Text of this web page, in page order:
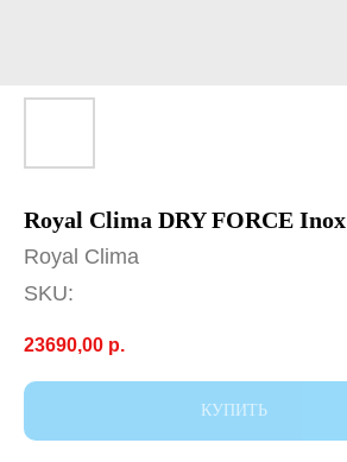
Royal Clima DRY FORCE Inox
Royal Clima
SKU:
23690,00 р.
КУПИТЬ